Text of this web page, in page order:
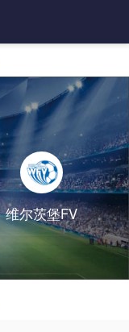
维尔茨堡FV